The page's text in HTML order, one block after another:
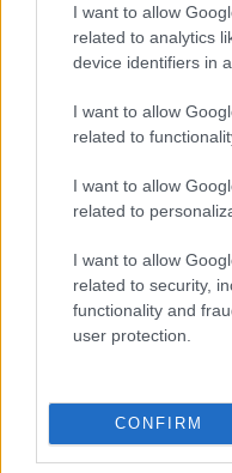
I want to allow
related to analytics
device identifiers in
I want to allow
related to
I want to allow
related to
I want to allow
related to security,
functionality and
user protection.
CONFIRM
News
ΔΙΑΒΑΣΤΕ